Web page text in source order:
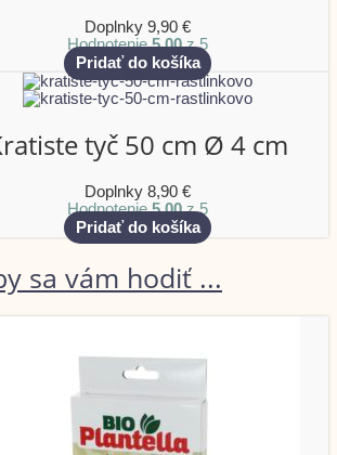
Doplnky 9,90 €
Hodnotenie5.00z 5
Pridať do košíka
tyč 50 cm Ø 4 cm
Doplnky 8,90 €
Hodnotenie5.00z 5
Pridať do košíka
sa vám hodiť ...